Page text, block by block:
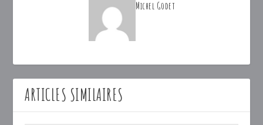
Michel Godet
ARTICLES SIMILAIRES